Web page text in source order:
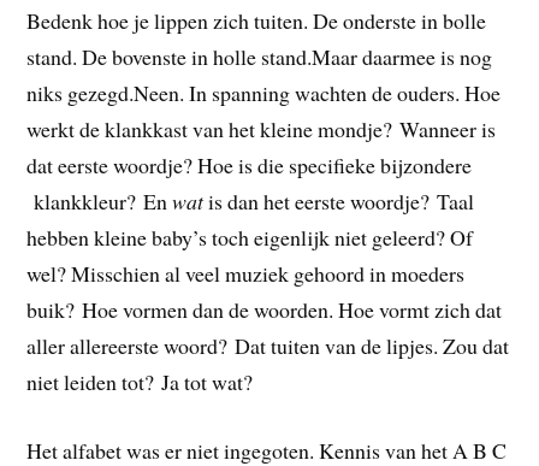
Bedenk hoe je lippen zich tuiten. De onderste in bolle
stand. De bovenste in holle stand.Maar daarmee is nog
niks gezegd.Neen. In spanning wachten de ouders. Hoe
werkt de klankkast van het kleine mondje? Wanneer is
dat eerste woordje? Hoe is die specifieke bijzondere
klankkleur? Enwatis dan het eerste woordje? Taal
hebben kleine baby’s toch eigenlijk niet geleerd? Of
wel? Misschien al veel muziek gehoord in moeders
buik? Hoe vormen dan de woorden. Hoe vormt zich dat
aller allereerste woord? Dat tuiten van de lipjes. Zou dat
niet leiden tot? Ja tot wat?
Het alfabet was er niet ingegoten. Kennis van het A B C